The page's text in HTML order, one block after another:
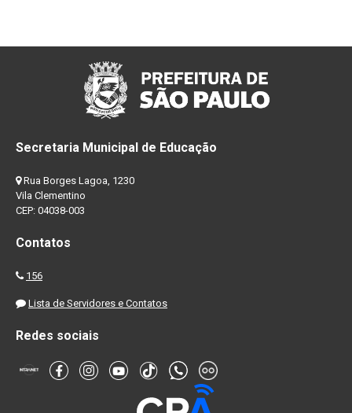
Secretaria Municipal de Educação
Rua Borges Lagoa, 1230
Vila Clementino
CEP: 04038-003
Contatos
156
Lista de Servidores e Contatos
Redes sociais